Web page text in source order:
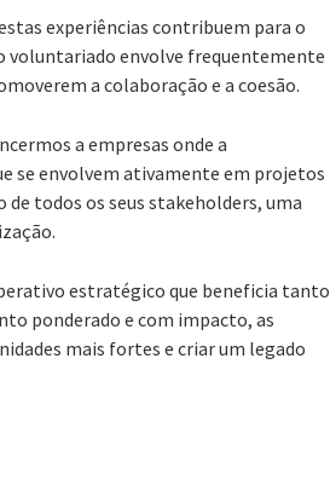
experiências contribuem para o
voluntariado envolve frequentemente
a colaboração e a coesão.
a empresas onde a
se envolvem ativamente em projetos
todos os seus stakeholders, uma
estratégico que beneficia tanto
ponderado e com impacto, as
mais fortes e criar um legado